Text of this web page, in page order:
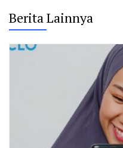
Berita Lainnya